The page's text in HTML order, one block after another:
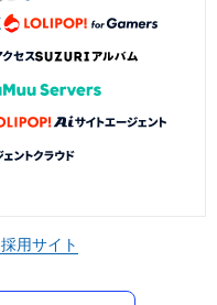
採用サイト